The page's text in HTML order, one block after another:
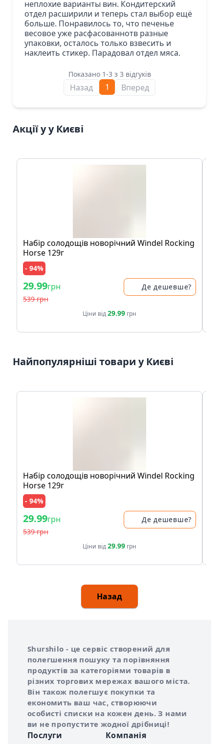
неплохие варианты вин. Кондитерский
отдел расширили и теперь стал выбор ещё
больше. Понравилось то, что печенье
весовое уже расфасованнотв разные
упаковки, осталось только взвесить и
наклеить стикер. Парадовал отдел мяса.
Показано 1-3 з 3 відгуків
Назад 1 Вперед
Акції у у Києві
Набір солодощів новорічний Windel Rocking
Horse 129г
- 94%
29.99грн
539 грн
Де дешевше?
Ціни від29.99 грн
Найпопулярніші товари у Києві
Набір солодощів новорічний Windel Rocking
Horse 129г
- 94%
29.99грн
539 грн
Де дешевше?
Ціни від29.99 грн
Назад
Про сервіс Shurshilo
Shurshilo - це сервіс створений для
полегшення пошуку та порівняння
продуктів за категоріями товарів в
різних торгових мережах вашого міста.
Він також полегшує покупки та
економить ваш час, створюючи
особисті списки на кожен день. З нами
ви не пропустите жодної дрібниці!
Послуги Компанія